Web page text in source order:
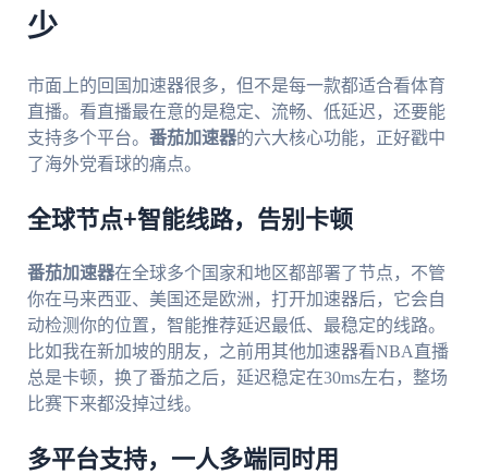
少
市面上的回国加速器很多，但不是每一款都适合看体育
直播。看直播最在意的是稳定、流畅、低延迟，还要能
支持多个平台。 番茄加速器的六大核心功能，正好戳中
了海外党看球的痛点。
全球节点+智能线路，告别卡顿
番茄加速器在全球多个国家和地区都部署了节点，不管
你在马来西亚、美国还是欧洲，打开加速器后，它会自
动检测你的位置，智能推荐延迟最低、最稳定的线路。
比如我在新加坡的朋友，之前用其他加速器看NBA直播
总是卡顿，换了番茄之后，延迟稳定在30ms左右，整场
比赛下来都没掉过线。
多平台支持，一人多端同时用